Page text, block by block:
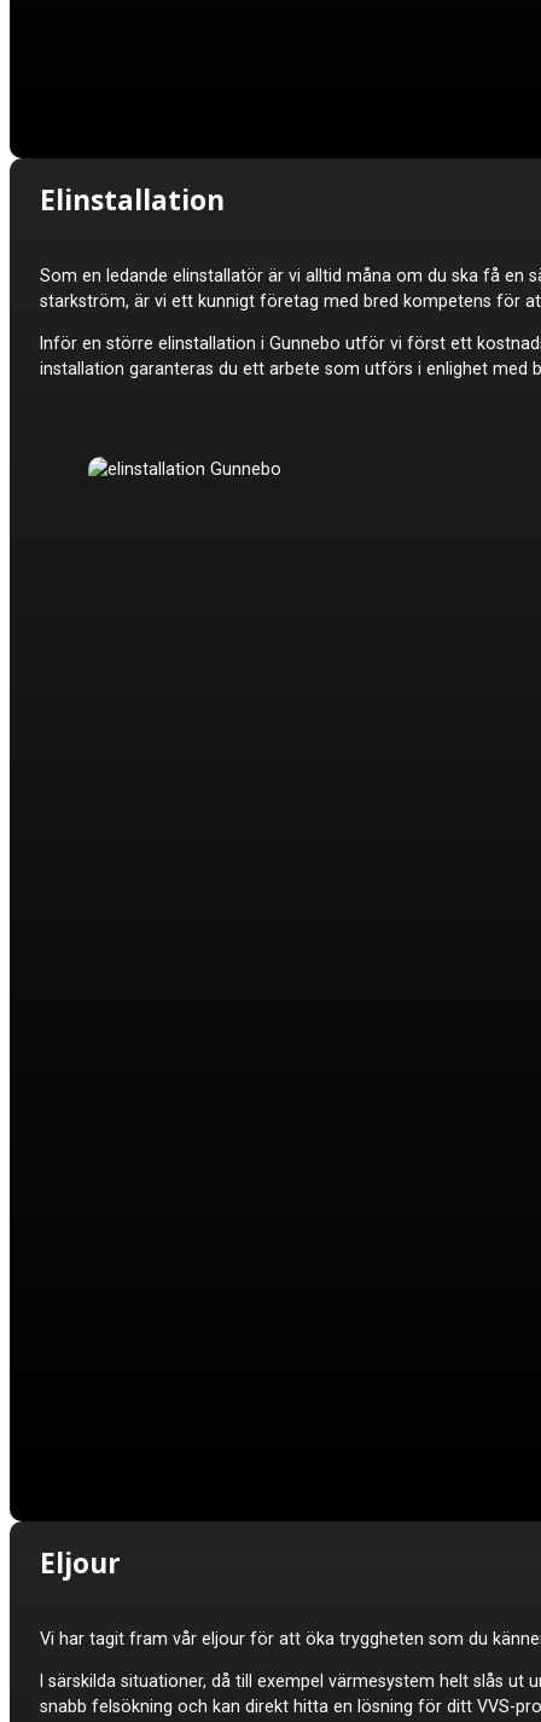
Elinstallation
Som en ledande elinstallatör är vi alltid måna om du ska få en
starkström, är vi ett kunnigt företag med bred kompetens för
Inför en större elinstallation i Gunnebo utför vi först ett
installation garanteras du ett arbete som utförs i enlighet med
Eljour
Vi har tagit fram vår eljour för att öka tryggheten som du
I särskilda situationer, då till exempel värmesystem helt slås
snabb felsökning och kan direkt hitta en lösning för ditt VVS-